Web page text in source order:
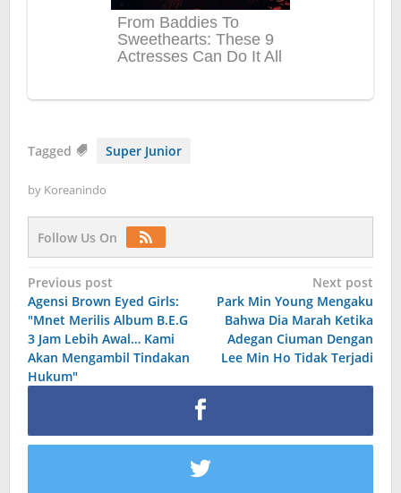
Tagged Super Junior
by Koreanindo
Follow Us On
Post
navigation
Previous post
Agensi Brown Eyed Girls:
"Mnet Merilis Album B.E.G
3 Jam Lebih Awal… Kami
Akan Mengambil Tindakan
Hukum"
Next post
Park Min Young Mengaku
Bahwa Dia Marah Ketika
Adegan Ciuman Dengan
Lee Min Ho Tidak Terjadi